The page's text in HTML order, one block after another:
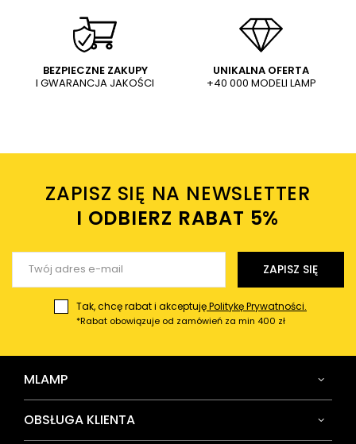
Kliknij ocenę aby filtrować opinie
5/5
Super lampa, cieple swiatlo, bardzo przyjemne.
Jan, Bielsko-Biała
Czy opinia była pomocna?
Tak 0 Nie
BEZPIECZNE ZAKUPY
I GWARANCJA JAKOŚCI
UNIKALNA OFERTA
+40 000 MODELI LAMP
ZAPISZ SIĘ NA NEWSLETTER
I ODBIERZ RABAT 5%ㅤ
ZAPISZ SIĘ
Tak, chcę rabat i akceptujęPolitykę Prywatności.
*Rabat obowiązuje od zamówień za min 400 zł
MLAMP
OBSŁUGA KLIENTA